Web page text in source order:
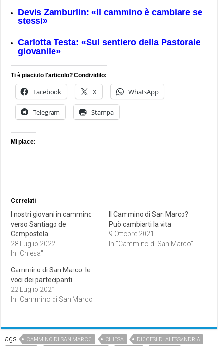
Devis Zamburlin: «Il cammino è cambiare se
stessi»
Carlotta Testa: «Sul sentiero della Pastorale
giovanile»
Ti è piaciuto l'articolo? Condividilo:
Facebook X WhatsApp
Telegram Stampa
Mi piace:
Correlati
I nostri giovani in cammino
verso Santiago de
Compostela
28 Luglio 2022
In "Chiesa"
Il Cammino di San Marco?
Può cambiarti la vita
9 Ottobre 2021
In "Cammino di San Marco"
Cammino di San Marco: le
voci dei partecipanti
22 Luglio 2021
In "Cammino di San Marco"
Tags CAMMINO DI SAN MARCO CHIESA
DIOCESI DI ALESSANDRIA